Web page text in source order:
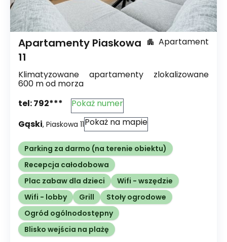
Apartamenty Piaskowa
11
Apartament
Klimatyzowane apartamenty zlokalizowane
600 m od morza
tel:792***
Pokaż numer
Gąski, Piaskowa 11Pokaż na mapie
Parking za darmo (na terenie obiektu)
Recepcja całodobowa
Plac zabaw dla dzieci
Wifi - wszędzie
Wifi - lobby
Grill
Stoły ogrodowe
Ogród ogólnodostępny
Blisko wejścia na plażę